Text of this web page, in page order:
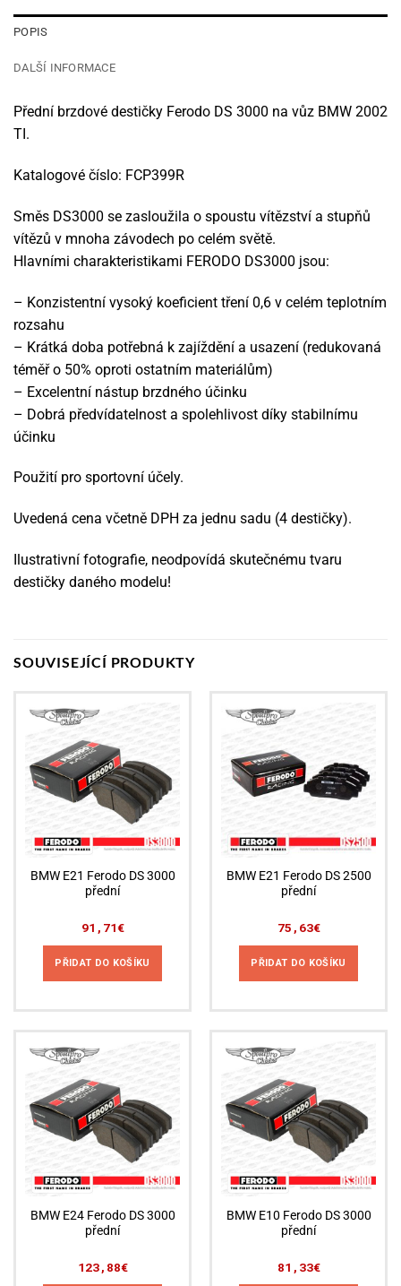
POPIS
DALŠÍ INFORMACE
Přední brzdové destičky Ferodo DS 3000 na vůz BMW 2002
TI.
Katalogové číslo: FCP399R
Směs DS3000 se zasloužila o spoustu vítězství a stupňů
vítězů v mnoha závodech po celém světě.
Hlavními charakteristikami FERODO DS3000 jsou:
– Konzistentní vysoký koeficient tření 0,6 v celém teplotním
rozsahu
– Krátká doba potřebná k zajíždění a usazení (redukovaná
téměř o 50% oproti ostatním materiálům)
– Excelentní nástup brzdného účinku
– Dobrá předvídatelnost a spolehlivost díky stabilnímu
účinku
Použití pro sportovní účely.
Uvedená cena včetně DPH za jednu sadu (4 destičky).
Ilustrativní fotografie, neodpovídá skutečnému tvaru
destičky daného modelu!
SOUVISEJÍCÍ PRODUKTY
BMW E21 Ferodo DS 3000
přední
91,71€
PŘIDAT DO KOŠÍKU
BMW E21 Ferodo DS 2500
přední
75,63€
PŘIDAT DO KOŠÍKU
BMW E24 Ferodo DS 3000
přední
123,88€
BMW E10 Ferodo DS 3000
přední
81,33€